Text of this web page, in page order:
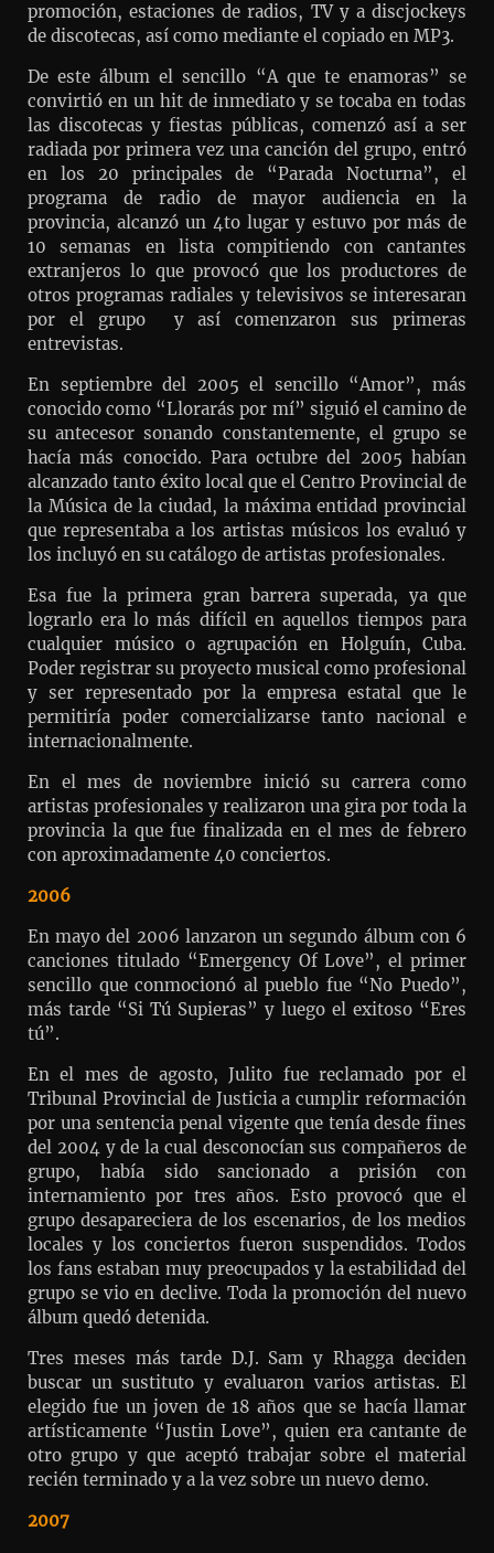
promoción, estaciones de radios, TV y a discjockeys
de discotecas, así como mediante el copiado en MP3.
De este álbum el sencillo “A que te enamoras” se
convirtió en un hit de inmediato y se tocaba en todas
las discotecas y fiestas públicas, comenzó así a ser
radiada por primera vez una canción del grupo, entró
en los 20 principales de “Parada Nocturna”, el
programa de radio de mayor audiencia en la
provincia, alcanzó un 4to lugar y estuvo por más de
10 semanas en lista compitiendo con cantantes
extranjeros lo que provocó que los productores de
otros programas radiales y televisivos se interesaran
por el grupo y así comenzaron sus primeras
entrevistas.
En septiembre del 2005 el sencillo “Amor”, más
conocido como “Llorarás por mí” siguió el camino de
su antecesor sonando constantemente, el grupo se
hacía más conocido. Para octubre del 2005 habían
alcanzado tanto éxito local que el Centro Provincial de
la Música de la ciudad, la máxima entidad provincial
que representaba a los artistas músicos los evaluó y
los incluyó en su catálogo de artistas profesionales.
Esa fue la primera gran barrera superada, ya que
lograrlo era lo más difícil en aquellos tiempos para
cualquier músico o agrupación en Holguín, Cuba.
Poder registrar su proyecto musical como profesional
y ser representado por la empresa estatal que le
permitiría poder comercializarse tanto nacional e
internacionalmente.
En el mes de noviembre inició su carrera como
artistas profesionales y realizaron una gira por toda la
provincia la que fue finalizada en el mes de febrero
con aproximadamente 40 conciertos.
2006
En mayo del 2006 lanzaron un segundo álbum con 6
canciones titulado “Emergency Of Love”, el primer
sencillo que conmocionó al pueblo fue “No Puedo”,
más tarde “Si Tú Supieras” y luego el exitoso “Eres
tú”.
En el mes de agosto, Julito fue reclamado por el
Tribunal Provincial de Justicia a cumplir reformación
por una sentencia penal vigente que tenía desde fines
del 2004 y de la cual desconocían sus compañeros de
grupo, había sido sancionado a prisión con
internamiento por tres años. Esto provocó que el
grupo desapareciera de los escenarios, de los medios
locales y los conciertos fueron suspendidos. Todos
los fans estaban muy preocupados y la estabilidad del
grupo se vio en declive. Toda la promoción del nuevo
álbum quedó detenida.
Tres meses más tarde D.J. Sam y Rhagga deciden
buscar un sustituto y evaluaron varios artistas. El
elegido fue un joven de 18 años que se hacía llamar
artísticamente “Justin Love”, quien era cantante de
otro grupo y que aceptó trabajar sobre el material
recién terminado y a la vez sobre un nuevo demo.
2007